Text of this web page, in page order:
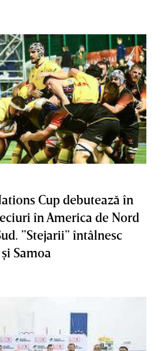
Cup debutează în
în America de Nord
”Stejarii” întâlnesc
Samoa